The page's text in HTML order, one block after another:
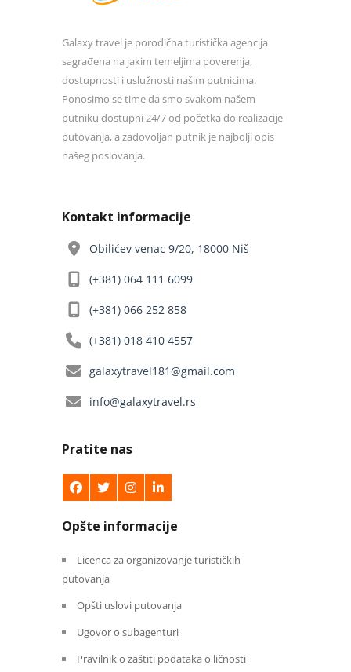
Galaxy travel je porodična turistička agencija
sagrađena na jakim temeljima poverenja,
dostupnosti i uslužnosti našim putnicima.
Ponosimo se time da smo svakom našem
putniku dostupni 24/7 od početka do realizacije
putovanja, a zadovoljan putnik je najbolji opis
našeg poslovanja.
Kontakt informacije
Obilićev venac 9/20, 18000 Niš
(+381) 064 111 6099
(+381) 066 252 858
(+381) 018 410 4557
galaxytravel181@gmail.com
info@galaxytravel.rs
Pratite nas
Opšte informacije
Licenca za organizovanje turističkih
putovanja
Opšti uslovi putovanja
Ugovor o subagenturi
Pravilnik o zaštiti podataka o ličnosti